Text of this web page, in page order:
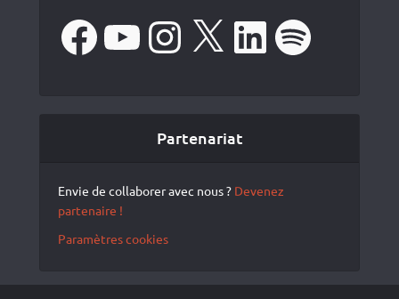
FacebookYouTube Instagram LinkedIn Spotify
Partenariat
Envie de collaborer avec nous ? Devenez
partenaire !
Paramètres cookies